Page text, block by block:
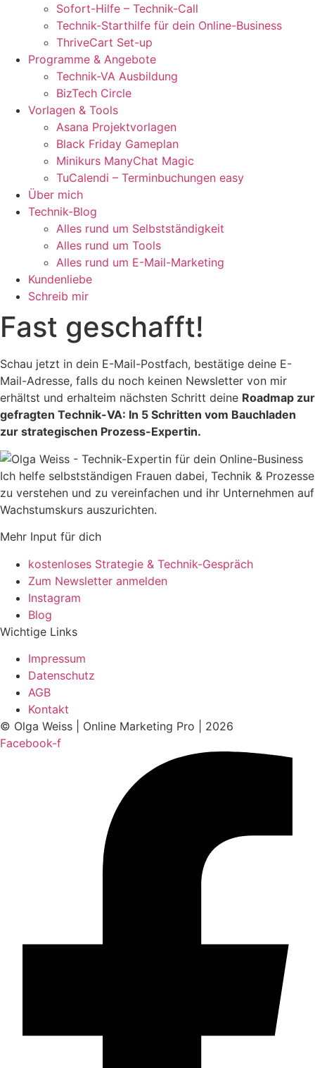
Sofort-Hilfe – Technik-Call
Technik-Starthilfe für dein Online-Business
ThriveCart Set-up
Programme & Angebote
Technik-VA Ausbildung
BizTech Circle
Vorlagen & Tools
Asana Projektvorlagen
Black Friday Gameplan
Minikurs ManyChat Magic
TuCalendi – Terminbuchungen easy
Über mich
Technik-Blog
Alles rund um Selbstständigkeit
Alles rund um Tools
Alles rund um E-Mail-Marketing
Kundenliebe
Schreib mir
Fast geschafft!
Schau jetzt in dein E-Mail-Postfach, bestätige deine E-
Mail-Adresse, falls du noch keinen Newsletter von mir
erhältst und erhalteim nächsten Schritt deine Roadmap zur
gefragten Technik-VA: In 5 Schritten vom Bauchladen
zur strategischen Prozess-Expertin.
Ich helfe selbstständigen Frauen dabei, Technik & Prozesse
zu verstehen und zu vereinfachen und ihr Unternehmen auf
Wachstumskurs auszurichten.
Mehr Input für dich
kostenloses Strategie & Technik-Gespräch
Zum Newsletter anmelden
Instagram
Blog
Wichtige Links
Impressum
Datenschutz
AGB
Kontakt
© Olga Weiss | Online Marketing Pro​ | 2026
Facebook-f